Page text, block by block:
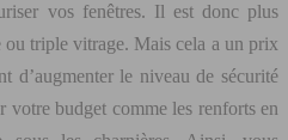
vos fenêtres. Il est donc plus
triple vitrage. Mais cela a un prix
d’augmenter le niveau de sécurité
votre budget comme les renforts en